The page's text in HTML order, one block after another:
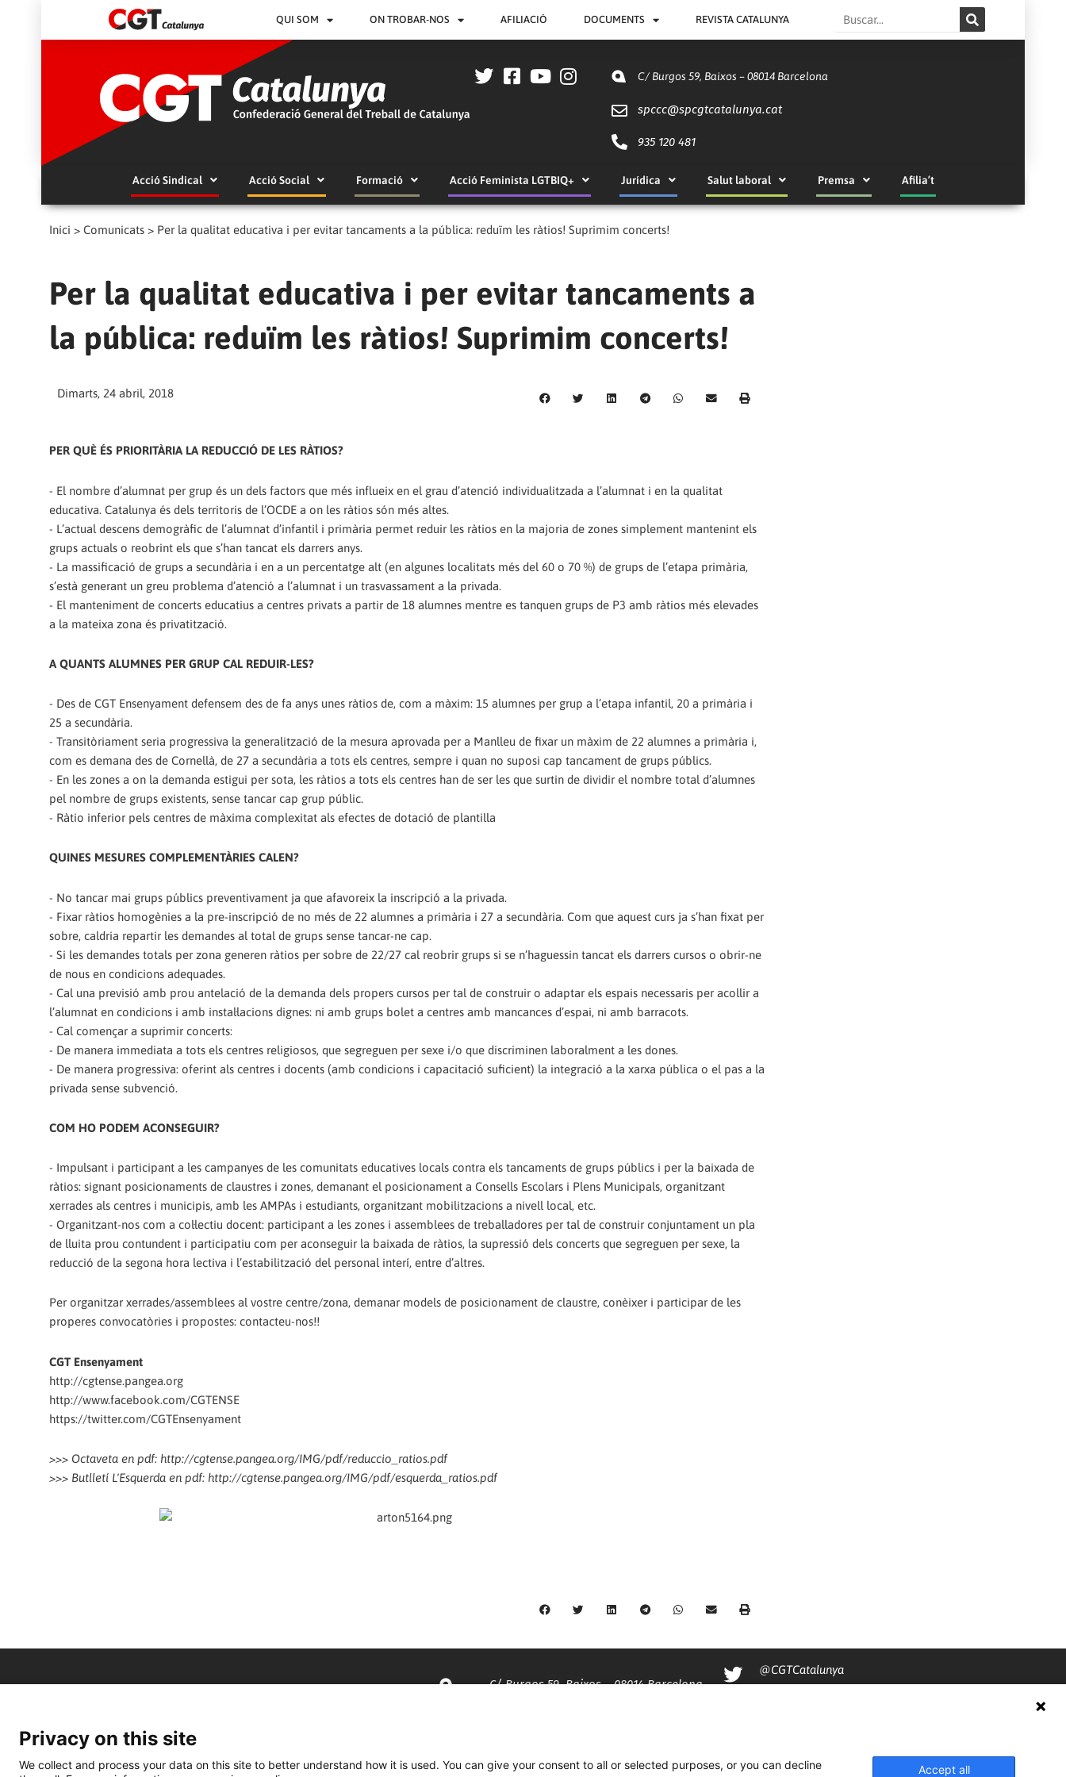
QUI SOM ON TROBAR-NOS AFILIACIÓ DOCUMENTS REVISTA CATALUNYA Search
C/ Burgos 59, Baixos – 08014 Barcelona
spccc@spcgtcatalunya.cat
935 120 481
Acció Sindical Acció Social Formació Acció Feminista LGTBIQ+ Jurídica Salut laboral Premsa Afilia’t
Inici > Comunicats > Per la qualitat educativa i per evitar tancaments a la pública: reduïm les ràtios! Suprimim concerts!
Per la qualitat educativa i per evitar tancaments a
la pública: reduïm les ràtios! Suprimim concerts!
Dimarts, 24 abril, 2018
PER QUÈ ÉS PRIORITÀRIA LA REDUCCIÓ DE LES RÀTIOS?
- El nombre d’alumnat per grup és un dels factors que més influeix en el grau d’atenció individualitzada a l’alumnat i en la qualitat
educativa. Catalunya és dels territoris de l’OCDE a on les ràtios són més altes.
- L’actual descens demogràfic de l’alumnat d’infantil i primària permet reduir les ràtios en la majoria de zones simplement mantenint els
grups actuals o reobrint els que s’han tancat els darrers anys.
- La massificació de grups a secundària i en a un percentatge alt (en algunes localitats més del 60 o 70 %) de grups de l’etapa primària,
s’està generant un greu problema d’atenció a l’alumnat i un trasvassament a la privada.
- El manteniment de concerts educatius a centres privats a partir de 18 alumnes mentre es tanquen grups de P3 amb ràtios més elevades
a la mateixa zona és privatització.
A QUANTS ALUMNES PER GRUP CAL REDUIR-LES?
- Des de CGT Ensenyament defensem des de fa anys unes ràtios de, com a màxim: 15 alumnes per grup a l’etapa infantil, 20 a primària i
25 a secundària.
- Transitòriament seria progressiva la generalització de la mesura aprovada per a Manlleu de fixar un màxim de 22 alumnes a primària i,
com es demana des de Cornellà, de 27 a secundària a tots els centres, sempre i quan no suposi cap tancament de grups públics.
- En les zones a on la demanda estigui per sota, les ràtios a tots els centres han de ser les que surtin de dividir el nombre total d’alumnes
pel nombre de grups existents, sense tancar cap grup públic.
- Ràtio inferior pels centres de màxima complexitat als efectes de dotació de plantilla
QUINES MESURES COMPLEMENTÀRIES CALEN?
- No tancar mai grups públics preventivament ja que afavoreix la inscripció a la privada.
- Fixar ràtios homogènies a la pre-inscripció de no més de 22 alumnes a primària i 27 a secundària. Com que aquest curs ja s’han fixat per
sobre, caldria repartir les demandes al total de grups sense tancar-ne cap.
- Si les demandes totals per zona generen ràtios per sobre de 22/27 cal reobrir grups si se n’haguessin tancat els darrers cursos o obrir-ne
de nous en condicions adequades.
- Cal una previsió amb prou antelació de la demanda dels propers cursos per tal de construir o adaptar els espais necessaris per acollir a
l’alumnat en condicions i amb instal·lacions dignes: ni amb grups bolet a centres amb mancances d’espai, ni amb barracots.
- Cal començar a suprimir concerts:
- De manera immediata a tots els centres religiosos, que segreguen per sexe i/o que discriminen laboralment a les dones.
- De manera progressiva: oferint als centres i docents (amb condicions i capacitació suficient) la integració a la xarxa pública o el pas a la
privada sense subvenció.
COM HO PODEM ACONSEGUIR?
- Impulsant i participant a les campanyes de les comunitats educatives locals contra els tancaments de grups públics i per la baixada de
ràtios: signant posicionaments de claustres i zones, demanant el posicionament a Consells Escolars i Plens Municipals, organitzant
xerrades als centres i municipis, amb les AMPAs i estudiants, organitzant mobilitzacions a nivell local, etc.
- Organitzant-nos com a col·lectiu docent: participant a les zones i assemblees de treballadores per tal de construir conjuntament un pla
de lluita prou contundent i participatiu com per aconseguir la baixada de ràtios, la supressió dels concerts que segreguen per sexe, la
reducció de la segona hora lectiva i l’estabilització del personal interí, entre d’altres.
Per organitzar xerrades/assemblees al vostre centre/zona, demanar models de posicionament de claustre, conèixer i participar de les
properes convocatòries i propostes: contacteu-nos!!
CGT Ensenyament
http://cgtense.pangea.org
http://www.facebook.com/CGTENSE
https://twitter.com/CGTEnsenyament
>>> Octaveta en pdf: http://cgtense.pangea.org/IMG/pdf/reduccio_ratios.pdf
>>> Butlletí L'Esquerda en pdf: http://cgtense.pangea.org/IMG/pdf/esquerda_ratios.pdf
C/ Burgos 59, Baixos – 08014 Barcelona
@CGTCatalunya
cgtcatalunya
Privacy on this site
We collect and process your data on this site to better understand how it is used. You can give your consent to all or selected purposes, or you can decline
Accept all